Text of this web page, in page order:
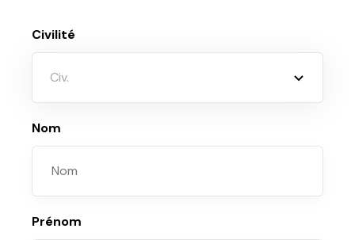
Civilité
Civ.
Nom
Prénom